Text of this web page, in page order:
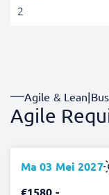
2
Agile & Lean|
Agile
Ma 03 Mei 2027
€1580,-